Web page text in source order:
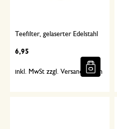
Teefilter, gelaserter Edelstahl
6,95
inkl. MwSt zzgl. Versandkosten